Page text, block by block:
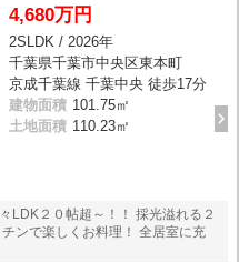
4,680万円
2SLDK / 2026年
千葉県千葉市中央区東本町
京成千葉線 千葉中央 徒歩17分
建物面積 101.75㎡
土地面積 110.23㎡
LDK２０帖超～！！ 採光溢れる２
ンで楽しくお料理！ 全居室に充